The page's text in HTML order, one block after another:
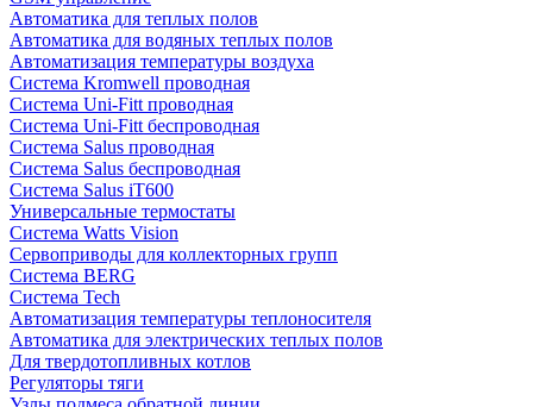
Автоматика для теплых полов
Автоматика для водяных теплых полов
Автоматизация температуры воздуха
Система Kromwell проводная
Система Uni-Fitt проводная
Система Uni-Fitt беспроводная
Система Salus проводная
Система Salus беспроводная
Система Salus iT600
Универсальные термостаты
Система Watts Vision
Сервоприводы для коллекторных групп
Система BERG
Система Tech
Автоматизация температуры теплоносителя
Автоматика для электрических теплых полов
Для твердотопливных котлов
Регуляторы тяги